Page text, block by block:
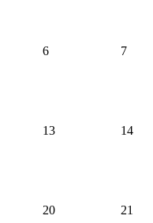
6
7
13 14
20
21